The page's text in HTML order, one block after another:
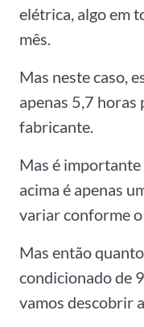
elétrica, algo em
mês.
Mas neste caso,
apenas 5,7 horas
fabricante.
Mas é
acima é apenas
variar conforme
Mas então
condicionado de
vamos descobrir